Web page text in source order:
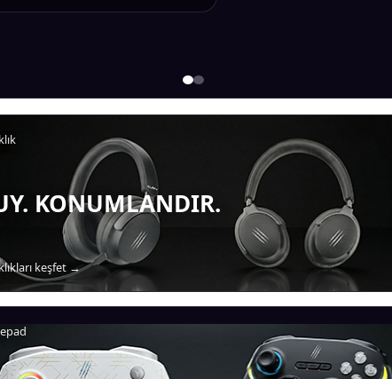
KONUMLANDIR.
keşfet →